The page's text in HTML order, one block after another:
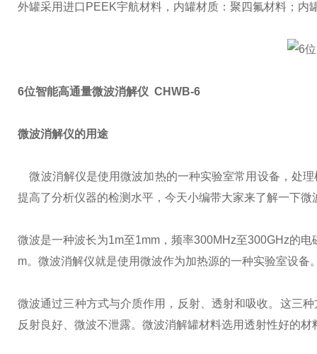
外罐采用进口PEEK宇航材料，内罐材质：聚四氟材料；内
6位智能高通量微波消解仪 CHWB-6
微波消解仪的用途
微波消解仪是使用微波加热的一种实验室常用设备，处
提高了分析仪器的检测水平，今天小编带大家来了解一下微
微波是一种波长为1m至1mm，频率300MHz至300GHz的
m。微波消解仪就是使用微波作为加热源的一种实验室设备
微波通过三种方式与介质作用，反射、透射和吸收。这三
反射良好、微波不泄露。微波消解罐材料选用透射性好的